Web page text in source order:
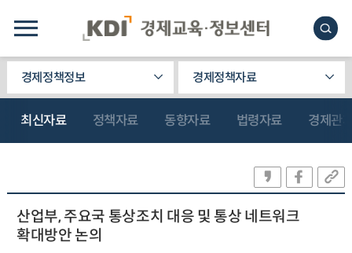
경제정책정보 경제정책자료
최신자료 정책자료 동향자료 법령자료 경제관
산업부, 주요국 통상조치 대응 및 통상 네트워크
확대방안 논의